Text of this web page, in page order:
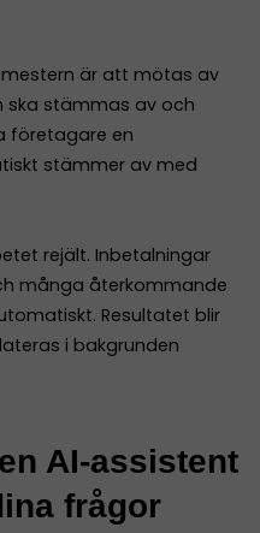
är att mötas av
ska stämmas av och
företagare en
stämmer av med
rejält. Inbetalningar
många återkommande
Resultatet blir
i bakgrunden
AI-assistent
frågor